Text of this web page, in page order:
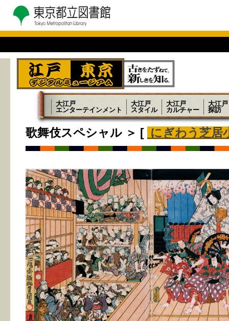
大江戸
エンターテインメント
大江戸
スタイル
大江戸
カルチャー
大江戸
探訪
歌舞伎スペシャル ＞ [ にぎわう芝居